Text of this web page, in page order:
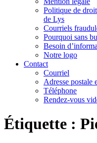
Politique de
de Lys
Courriels
Pourquoi sans
Besoin
Notre logo
Contact
Courriel
Adresse postale
Téléphone
Rendez-vous
Étiquette :